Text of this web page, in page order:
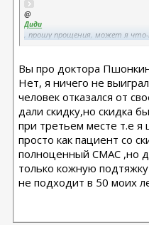
@
Диди
, прошу прощения, может я
Вы про доктора
Нет, я ничего не
человек отказался от
дали скидку,но скидка
при третьем месте т.е я
просто как пациент со
полноценный СМАС ,но
только кожную
не подходит в 50 моих